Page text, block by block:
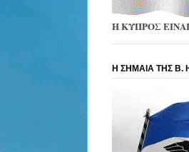
Η ΚΥΠΡΟΣ
Η ΣΗΜΑΙΑ ΤΗΣ Β.